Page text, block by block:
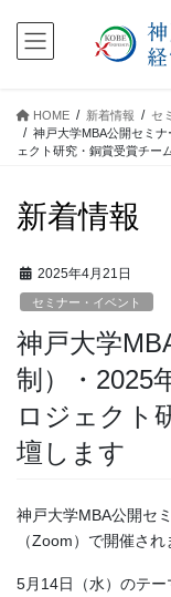
HOME 新着情報
セ
神戸大学MBA公開セミ
ェクト研究・銅賞受賞チー
新着情報
2025年4月21日
セミナー・イベント
神戸大学
制）・2025
ロジェクト
壇します
神戸大学MBA公開セ
（Zoom）で開催され
5月14日（水）のテ